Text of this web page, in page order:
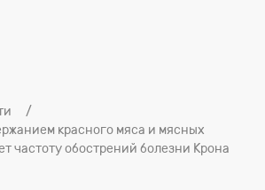
/
красного мяса и мясных
частоту обострений болезни Крона